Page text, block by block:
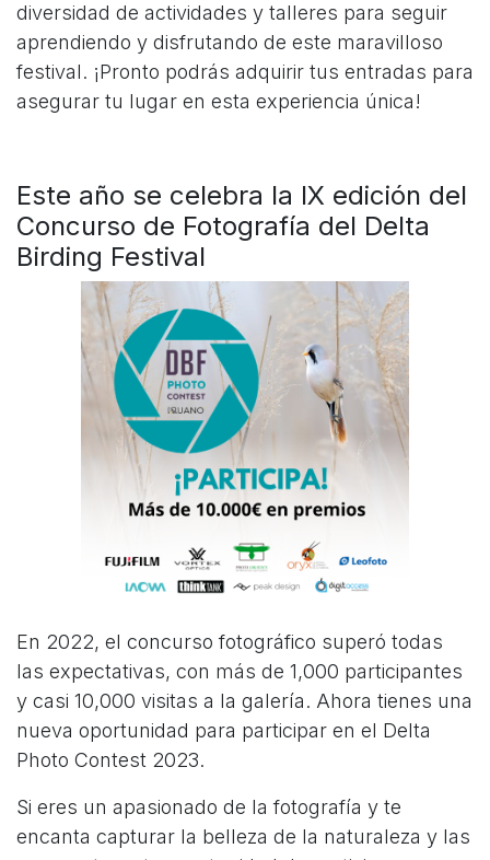
diversidad de actividades y talleres para seguir
aprendiendo y disfrutando de este maravilloso
festival. ¡Pronto podrás adquirir tus entradas para
asegurar tu lugar en esta experiencia única!
Este año se celebra la IX edición del
Concurso de Fotografía del Delta
Birding Festival
En 2022, el concurso fotográfico superó todas
las expectativas, con más de 1,000 participantes
y casi 10,000 visitas a la galería. Ahora tienes una
nueva oportunidad para participar en el Delta
Photo Contest 2023.
Si eres un apasionado de la fotografía y te
encanta capturar la belleza de la naturaleza y las